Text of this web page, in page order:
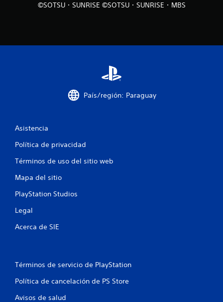
©SOTSU・SUNRISE ©SOTSU・SUNRISE・MBS
País/región: Paraguay
Asistencia
Política de privacidad
Términos de uso del sitio web
Mapa del sitio
PlayStation Studios
Legal
Acerca de SIE
Términos de servicio de PlayStation
Política de cancelación de PS Store
Avisos de salud